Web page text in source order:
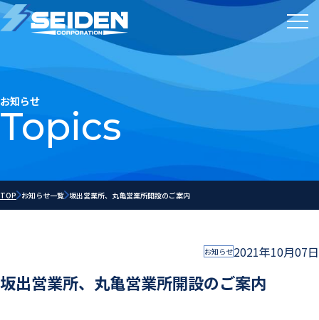
お知らせ
Topics
TOP お知らせ一覧 坂出営業所、丸亀営業所開設のご案内
お知らせ2021年10月07日
坂出営業所、丸亀営業所開設のご案内